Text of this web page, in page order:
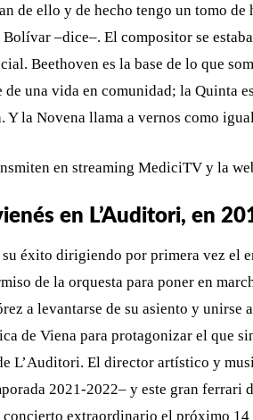
de ello y de hecho tengo un tomo
–dice–. El compositor se
Beethoven es la base de lo que
una vida en comunidad; la Quinta
Y la Novena llama a vernos como
en streaming MediciTV y la
en L’Auditori, en
su éxito dirigiendo por primera vez el
de la orquesta para poner en
a levantarse de su asiento y unirse
de Viena para protagonizar el que
L’Auditori. El director artístico y
2021-2022– y este gran ferrari
concierto extraordinario el próximo